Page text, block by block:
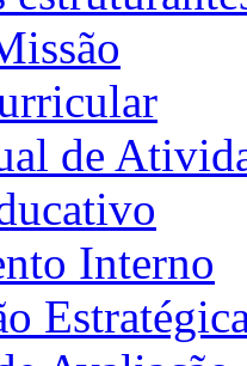
de
Interno